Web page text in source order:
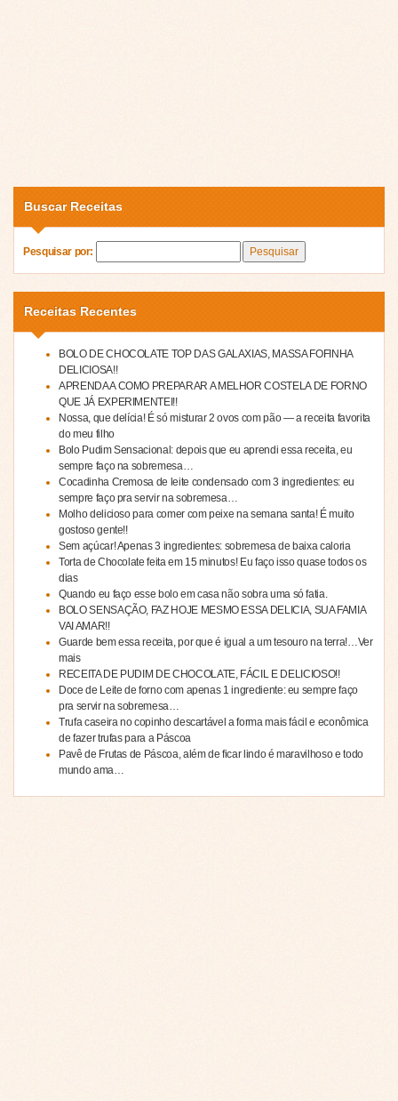
Buscar Receitas
Pesquisar por:
Receitas Recentes
BOLO DE CHOCOLATE TOP DAS GALAXIAS, MASSA FOFINHA
DELICIOSA!!
APRENDA A COMO PREPARAR A MELHOR COSTELA DE FORNO
QUE JÁ EXPERIMENTEI!!
Nossa, que delícia! É só misturar 2 ovos com pão — a receita favorita
do meu filho
Bolo Pudim Sensacional: depois que eu aprendi essa receita, eu
sempre faço na sobremesa…
Cocadinha Cremosa de leite condensado com 3 ingredientes: eu
sempre faço pra servir na sobremesa…
Molho delicioso para comer com peixe na semana santa! É muito
gostoso gente!!
Sem açúcar! Apenas 3 ingredientes: sobremesa de baixa caloria
Torta de Chocolate feita em 15 minutos! Eu faço isso quase todos os
dias
Quando eu faço esse bolo em casa não sobra uma só fatia.
BOLO SENSAÇÃO, FAZ HOJE MESMO ESSA DELICIA, SUA FAMIA
VAI AMAR!!
Guarde bem essa receita, por que é igual a um tesouro na terra!…Ver
mais
RECEITA DE PUDIM DE CHOCOLATE, FÁCIL E DELICIOSO!!
Doce de Leite de forno com apenas 1 ingrediente: eu sempre faço
pra servir na sobremesa…
Trufa caseira no copinho descartável a forma mais fácil e econômica
de fazer trufas para a Páscoa
Pavê de Frutas de Páscoa, além de ficar lindo é maravilhoso e todo
mundo ama…